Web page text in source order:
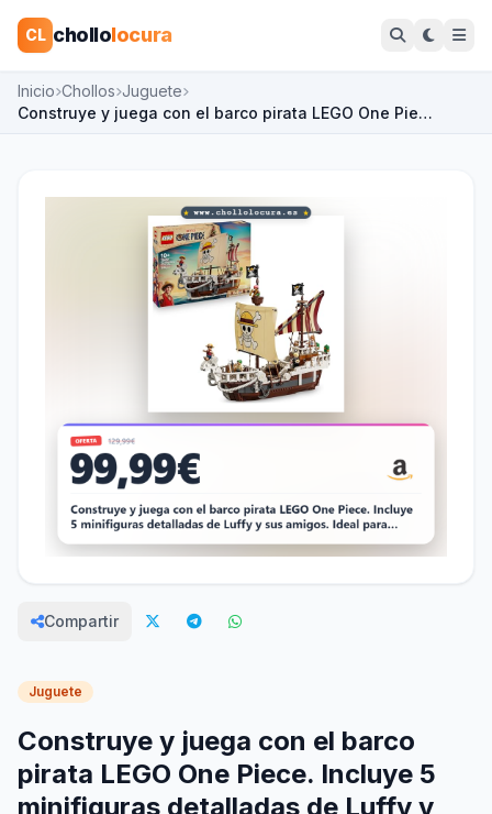
CL chollolocura
Inicio Chollos Juguete
Construye y juega con el barco pirata LEGO One Pie…
Compartir
Juguete
Construye y juega con el barco
pirata LEGO One Piece. Incluye 5
minifiguras detalladas de Luffy y